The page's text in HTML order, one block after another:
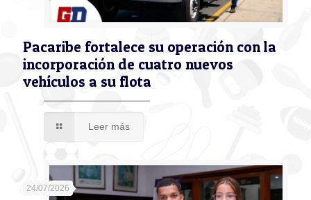
Pacaribe fortalece su operación con la
incorporación de cuatro nuevos
vehículos a su flota
Leer más
24/07/2026